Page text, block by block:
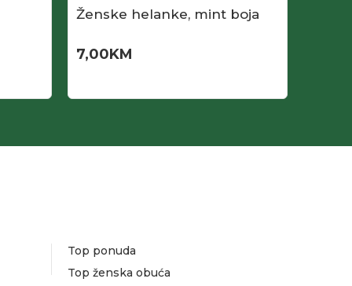
Ženske helanke, mint boja
7,00KM
Top ponuda
Top ženska obuća